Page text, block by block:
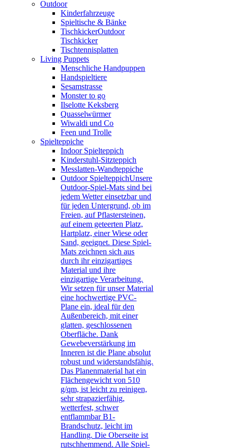
Outdoor
Kinderfahrzeuge
Spieltische & Bänke
TischkickerOutdoor
Tischkicker
Tischtennisplatten
Living Puppets
Menschliche Handpuppen
Handspieltiere
Sesamstrasse
Monster to go
Ilselotte Keksberg
Quasselwürmer
Wiwaldi und Co
Feen und Trolle
Spielteppiche
Indoor Spielteppich
Kinderstuhl-Sitzteppich
Messlatten-Wandteppiche
Outdoor SpielteppichUnsere
Outdoor-Spiel-Mats sind bei
jedem Wetter einsetzbar und
für jeden Untergrund, ob im
Freien, auf Pflastersteinen,
auf einem geteerten Platz,
Hartplatz, einer Wiese oder
Sand, geeignet. Diese Spiel-
Mats zeichnen sich aus
durch ihr einzigartiges
Material und ihre
einzigartige Verarbeitung.
Wir setzen für unser Material
eine hochwertige PVC-
Plane ein, ideal für den
Außenbereich, mit einer
glatten, geschlossenen
Oberfläche. Dank
Gewebeverstärkung im
Inneren ist die Plane absolut
robust und widerstandsfähig.
Das Planenmaterial hat ein
Flächengewicht von 510
g/qm, ist leicht zu reinigen,
sehr strapazierfähig,
wetterfest, schwer
entflammbar B1-
Brandschutz, leicht im
Handling. Die Oberseite ist
rutschhemmend. Alle Spiel-